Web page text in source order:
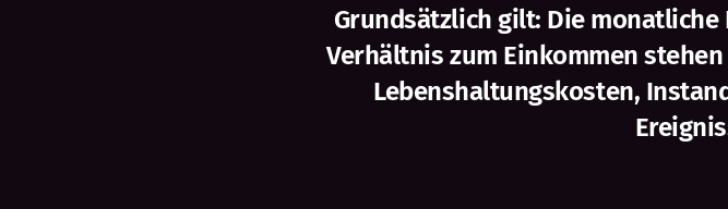
Grundsätzlich gilt: Die
Verhältnis zum Einkommen
Lebenshaltungskosten,